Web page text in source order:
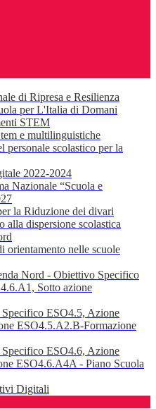
di Ripresa e Resilienza
per L'Italia di Domani
STEM
e multilinguistiche
personale scolastico per la
2022-2024
Nazionale “Scuola e
la Riduzione dei divari
alla dispersione scolastica
orientamento nelle scuole
Nord - Obiettivo Specifico
Sotto azione
ESO4.5, Azione
ESO4.5.A2.B-Formazione
ESO4.6, Azione
ESO4.6.A4A - Piano Scuola
Digitali